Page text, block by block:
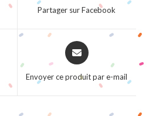
Partager sur Facebook
Opens
in
new
Envoyer ce produit par e-mail